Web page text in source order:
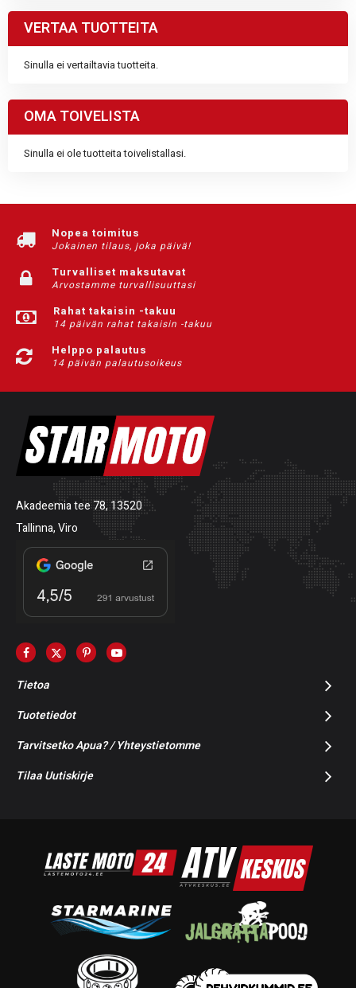
VERTAA TUOTTEITA
Sinulla ei vertailtavia tuotteita.
OMA TOIVELISTA
Sinulla ei ole tuotteita toivelistallasi.
Nopea toimitus
Jokainen tilaus, joka päivä!
Turvalliset maksutavat
Arvostamme turvallisuuttasi
Rahat takaisin -takuu
14 päivän rahat takaisin -takuu
Helppo palautus
14 päivän palautusoikeus
Akadeemia tee 78, 13520
Tallinna, Viro
Tietoa
Tuotetiedot
Tarvitsetko Apua? / Yhteystietomme
Tilaa Uutiskirje